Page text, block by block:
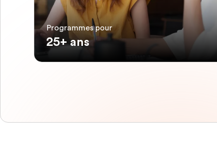
Programmes pour
25+ ans